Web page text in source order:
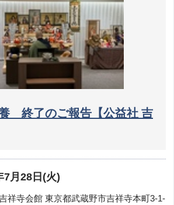
終了のご報告【公益社 吉
7月28日(火)
祥寺会館 東京都武蔵野市吉祥寺本町3-1-